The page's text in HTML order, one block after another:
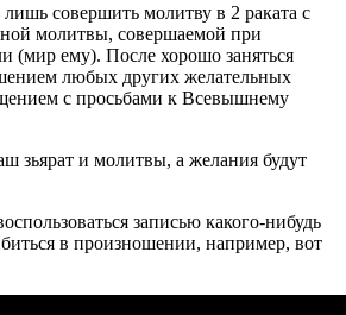
лишь совершить молитву в 2 раката с
молитвы, совершаемой при
ему). После хорошо заняться
любых других желательных
с просьбами к Всевышнему
зьярат и молитвы, а желания будут
записью какого-нибудь
в произношении, например, вот